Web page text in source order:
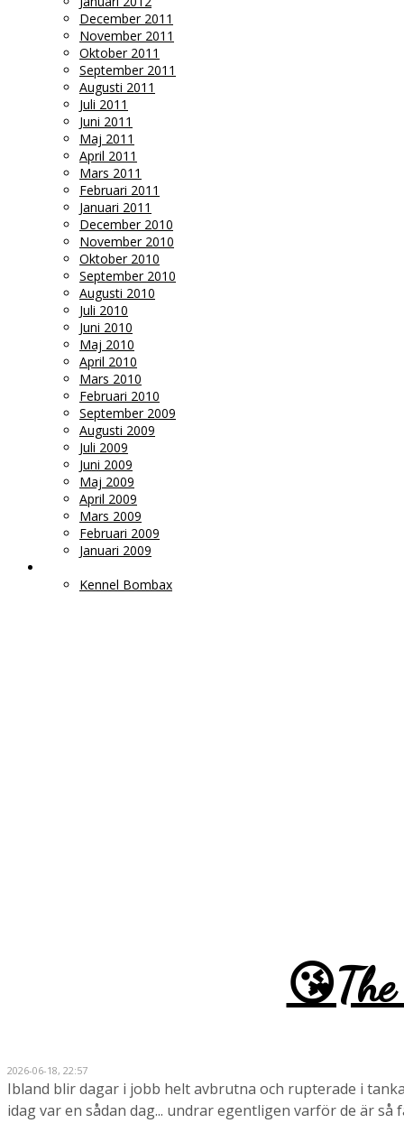
December 2011
November 2011
Oktober 2011
September 2011
Augusti 2011
Juli 2011
Juni 2011
Maj 2011
April 2011
Mars 2011
Februari 2011
Januari 2011
December 2010
November 2010
Oktober 2010
September 2010
Augusti 2010
Juli 2010
Juni 2010
Maj 2010
April 2010
Mars 2010
Februari 2010
September 2009
Augusti 2009
Juli 2009
Juni 2009
Maj 2009
April 2009
Mars 2009
Februari 2009
Januari 2009
Kennel Bombax
2026-06-18, 22:57
Ibland blir dagar i jobb helt avbrutna och rupterade i
idag var en sådan dag... undrar egentligen varför de är